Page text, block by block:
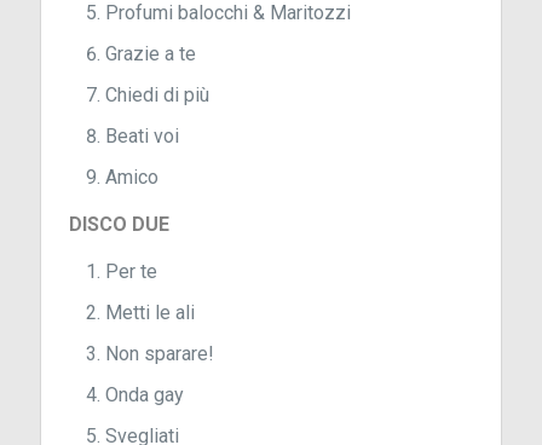
Profumi balocchi & Maritozzi
Grazie a te
Chiedi di più
Beati voi
Amico
DISCO DUE
Per te
Metti le ali
Non sparare!
Onda gay
Svegliati